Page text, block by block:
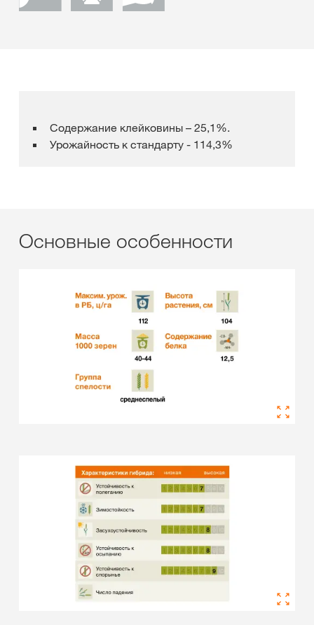
Содержание клейковины – 25,1%.
Урожайность к стандарту - 114,3%
Основные особенности